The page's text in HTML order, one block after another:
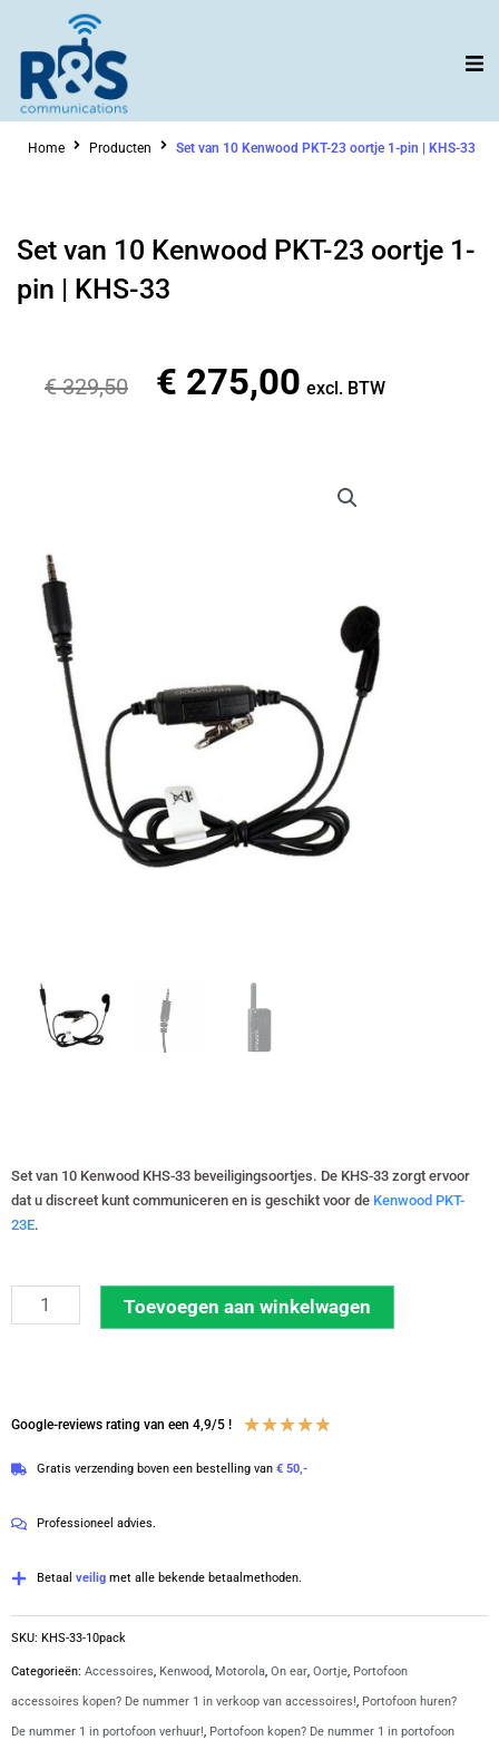
inhoud
Home Producten Set van 10 Kenwood PKT-23 oortje 1-pin | KHS-33
Set van 10 Kenwood PKT-23 oortje 1-
pin | KHS-33
€329,50
Oorspronkelijke
€ 275,00 Huidige
excl. BTW
Set van 10 Kenwood KHS-33 beveiligingsoortjes. De KHS-33 zorgt ervoor
dat u discreet kunt communiceren en is geschikt voor de Kenwood PKT-
23E.
van
PKT-
oortje
33
Toevoegen aan winkelwagen
Google-reviews rating van een 4,9/5 ! ★★★★★
Gratis verzending boven een bestelling van € 50,-
Professioneel advies.
Betaal veilig met alle bekende betaalmethoden.
SKU: KHS-33-10pack
Categorieën: Accessoires, Kenwood, Motorola, On ear, Oortje, Portofoon
accessoires kopen? De nummer 1 in verkoop van accessoires!, Portofoon huren?
De nummer 1 in portofoon verhuur!, Portofoon kopen? De nummer 1 in portofoon